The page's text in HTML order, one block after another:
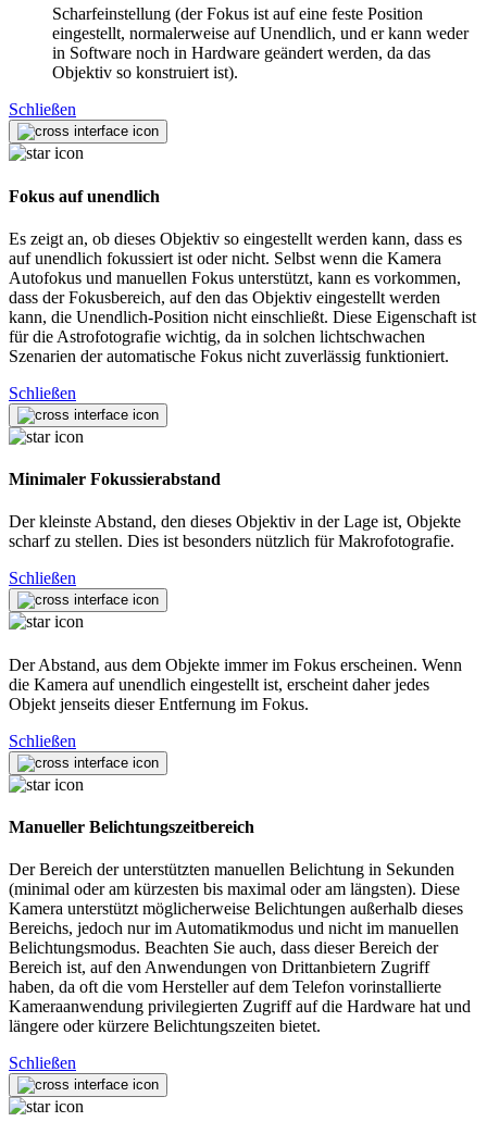
Scharfeinstellung (der Fokus ist auf eine feste Position
eingestellt, normalerweise auf Unendlich, und er kann weder
in Software noch in Hardware geändert werden, da das
Objektiv so konstruiert ist).
Schließen
Fokus auf unendlich
Es zeigt an, ob dieses Objektiv so eingestellt werden kann, dass es
auf unendlich fokussiert ist oder nicht. Selbst wenn die Kamera
Autofokus und manuellen Fokus unterstützt, kann es vorkommen,
dass der Fokusbereich, auf den das Objektiv eingestellt werden
kann, die Unendlich-Position nicht einschließt. Diese Eigenschaft ist
für die Astrofotografie wichtig, da in solchen lichtschwachen
Szenarien der automatische Fokus nicht zuverlässig funktioniert.
Schließen
Minimaler Fokussierabstand
Der kleinste Abstand, den dieses Objektiv in der Lage ist, Objekte
scharf zu stellen. Dies ist besonders nützlich für Makrofotografie.
Schließen
Der Abstand, aus dem Objekte immer im Fokus erscheinen. Wenn
die Kamera auf unendlich eingestellt ist, erscheint daher jedes
Objekt jenseits dieser Entfernung im Fokus.
Schließen
Manueller Belichtungszeitbereich
Der Bereich der unterstützten manuellen Belichtung in Sekunden
(minimal oder am kürzesten bis maximal oder am längsten). Diese
Kamera unterstützt möglicherweise Belichtungen außerhalb dieses
Bereichs, jedoch nur im Automatikmodus und nicht im manuellen
Belichtungsmodus. Beachten Sie auch, dass dieser Bereich der
Bereich ist, auf den Anwendungen von Drittanbietern Zugriff
haben, da oft die vom Hersteller auf dem Telefon vorinstallierte
Kameraanwendung privilegierten Zugriff auf die Hardware hat und
längere oder kürzere Belichtungszeiten bietet.
Schließen